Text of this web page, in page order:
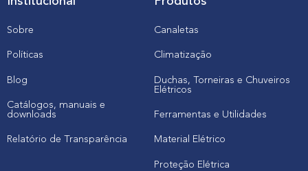
Sobre
Políticas
Blog
Catálogos, manuais e
downloads
Relatório de Transparência
Canaletas
Climatização
Duchas, Torneiras e Chuveiros
Elétricos
Ferramentas e Utilidades
Material Elétrico
Proteção Elétrica